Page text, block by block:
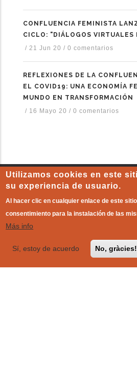
CONFLUENCIA FEMINISTA
CICLO: "DIÁLOGOS VIRTUALES
/ 21 Jun 20 / 0 comentarios
REFLEXIONES DE LA
EL COVID19: UNA ECONOMÍA
MUNDO EN TRANSFORMACIÓN
/ 16 Mayo 20 / 0 comentarios
Siguenos en redes
Comitè coordinador
Utilizamos cookies en este
su experiencia de usuario.
Al hacer clic en cualquier enlace de este
consentimiento para la instalación de las
Más info
Sí, estoy de acuerdo No, gràcies!